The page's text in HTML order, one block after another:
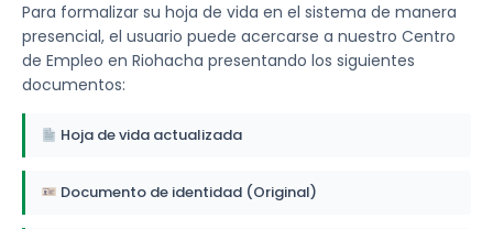
Para formalizar su hoja de vida en el sistema de manera
presencial, el usuario puede acercarse a nuestro Centro
de Empleo en Riohacha presentando los siguientes
documentos:
Hoja de vida actualizada
Documento de identidad (Original)